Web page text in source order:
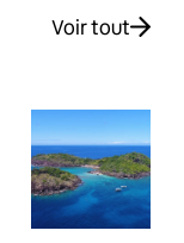
Voir tout